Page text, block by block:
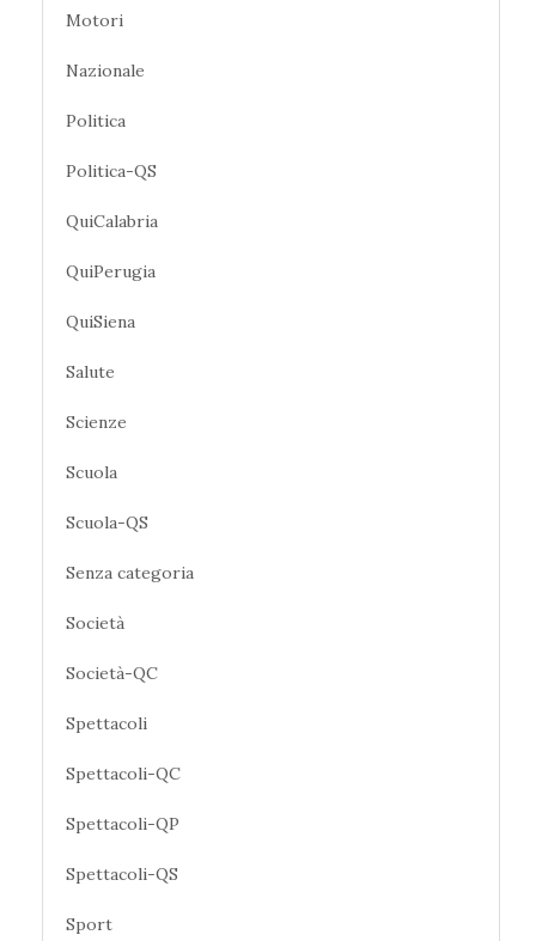
Motori
Nazionale
Politica
Politica-QS
QuiCalabria
QuiPerugia
QuiSiena
Salute
Scienze
Scuola
Scuola-QS
Senza categoria
Società
Società-QC
Spettacoli
Spettacoli-QC
Spettacoli-QP
Spettacoli-QS
Sport